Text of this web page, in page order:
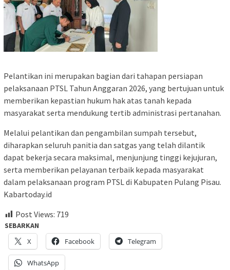
Pelantikan ini merupakan bagian dari tahapan persiapan
pelaksanaan PTSL Tahun Anggaran 2026, yang bertujuan untuk
memberikan kepastian hukum hak atas tanah kepada
masyarakat serta mendukung tertib administrasi pertanahan.
Melalui pelantikan dan pengambilan sumpah tersebut,
diharapkan seluruh panitia dan satgas yang telah dilantik
dapat bekerja secara maksimal, menjunjung tinggi kejujuran,
serta memberikan pelayanan terbaik kepada masyarakat
dalam pelaksanaan program PTSL di Kabupaten Pulang Pisau.
Kabartoday.id
Post Views: 719
SEBARKAN
X
Facebook Telegram
WhatsApp